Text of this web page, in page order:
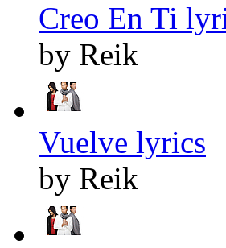
Creo En Ti
by Reik
Vuelve lyrics
by Reik